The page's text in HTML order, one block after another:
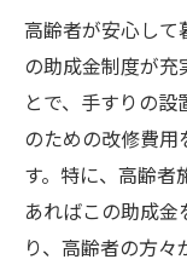
高齢者が安心して
の助成金制度が充
とで、手すりの
のための改修費用
す。特に、高齢者
あればこの助成
り、高齢者の方